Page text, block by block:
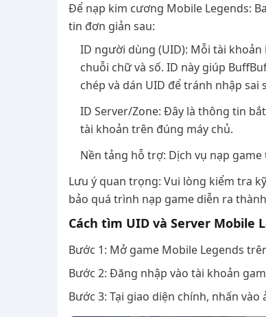
Để nạp kim cương Mobile Legends:
tin đơn giản sau:
ID người dùng (UID): Mỗi tài
chuỗi chữ và số. ID này giúp
chép và dán UID để tránh nhập sai
ID Server/Zone: Đây là thông tin
tài khoản trên đúng máy chủ.
Nền tảng hỗ trợ: Dịch vụ nạp
Lưu ý quan trọng: Vui lòng kiểm tra
bảo quá trình nạp game diễn ra
Cách tìm UID và Server Mobile
Bước 1: Mở game Mobile Legends
Bước 2: Đăng nhập vào tài khoản
Bước 3: Tại giao diện chính, nhấn